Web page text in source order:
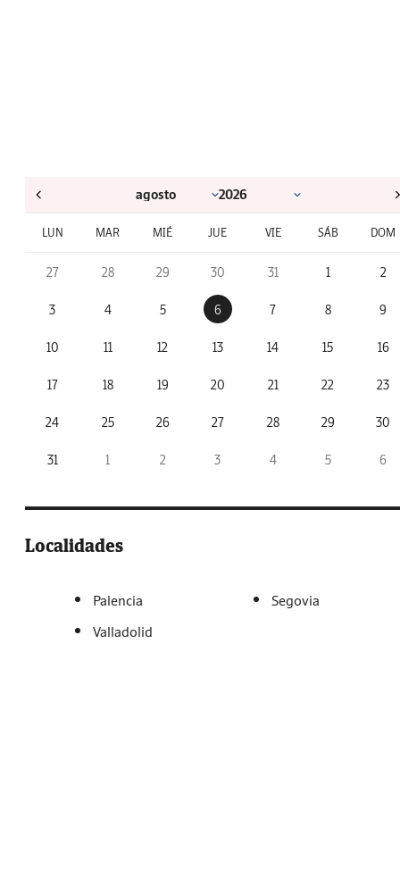
LUN MAR MIÉ JUE VIE SÁB DOM
27 28 29 30 31 1 2
3 4 5 6 7 8 9
10 11 12 13 14 15 16
17 18 19 20 21 22 23
24 25 26 27 28 29 30
31 1 2 3 4 5 6
Localidades
Palencia
Segovia
Valladolid